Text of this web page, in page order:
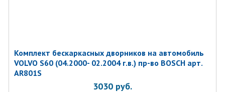
Комплект бескаркаcных дворников на автомобиль
VOLVO S60 (04.2000- 02.2004 г.в.) пр-во BOSCH арт.
AR801S
3030 руб.